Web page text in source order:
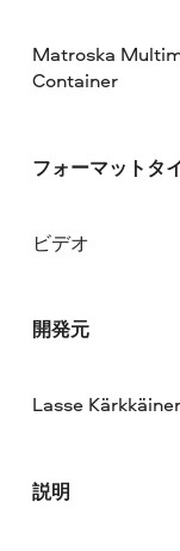
Matroska
Container
フォーマットタ
ビデオ
開発元
Lasse
説明